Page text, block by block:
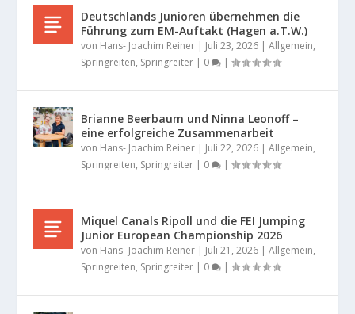
Deutschlands Junioren übernehmen die
Führung zum EM-Auftakt (Hagen a.T.W.)
von Hans- Joachim Reiner | Juli 23, 2026 |Allgemein,
Springreiten, Springreiter | 0 |
Brianne Beerbaum und Ninna Leonoff –
eine erfolgreiche Zusammenarbeit
von Hans- Joachim Reiner | Juli 22, 2026 |Allgemein,
Springreiten, Springreiter | 0 |
Miquel Canals Ripoll und die FEI Jumping
Junior European Championship 2026
von Hans- Joachim Reiner | Juli 21, 2026 |Allgemein,
Springreiten, Springreiter | 0 |